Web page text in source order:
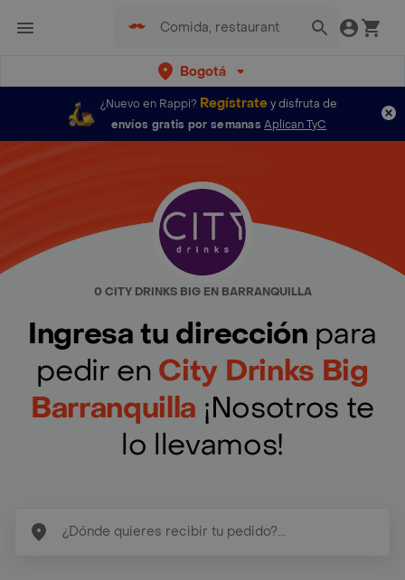
Bogotá
¿Nuevo en Rappi? Regístratey disfruta de
envíos gratis por semanas Aplican TyC
0 CITY DRINKS BIG EN BARRANQUILLA
Ingresa tu dirección para
pedir en City Drinks Big
Barranquilla ¡Nosotros te
lo llevamos!